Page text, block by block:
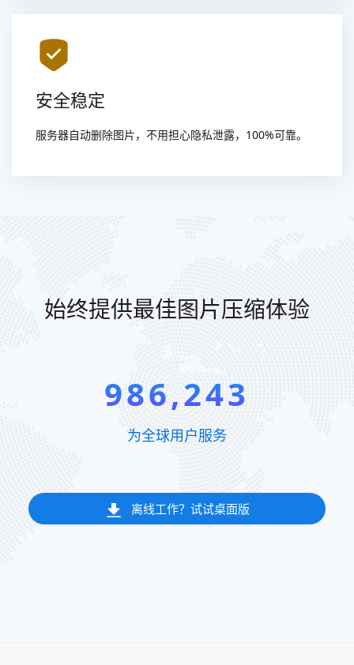
安全稳定
服务器自动删除图片，不用担心隐私泄露，100%可靠。
始终提供最佳图片压缩体验
986,243
为全球用户服务
离线工作？试试桌面版